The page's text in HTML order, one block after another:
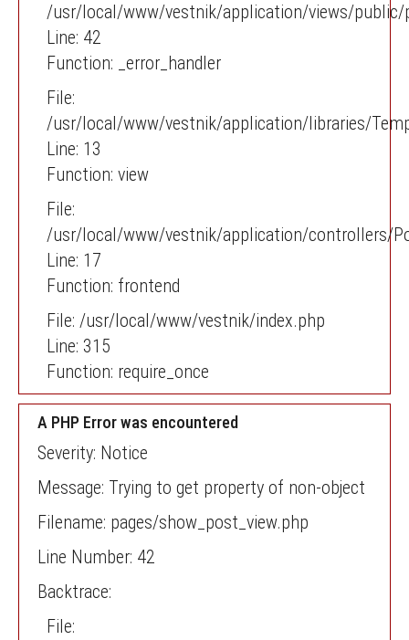
/usr/local/www/vestnik/application/views/public/
Line: 42
Function: _error_handler
File:
/usr/local/www/vestnik/application/libraries/
Line: 13
Function: view
File:
/usr/local/www/vestnik/application/controllers/
Line: 17
Function: frontend
File: /usr/local/www/vestnik/index.php
Line: 315
Function: require_once
A PHP Error was encountered
Severity: Notice
Message: Trying to get property of non-object
Filename: pages/show_post_view.php
Line Number: 42
Backtrace:
File: